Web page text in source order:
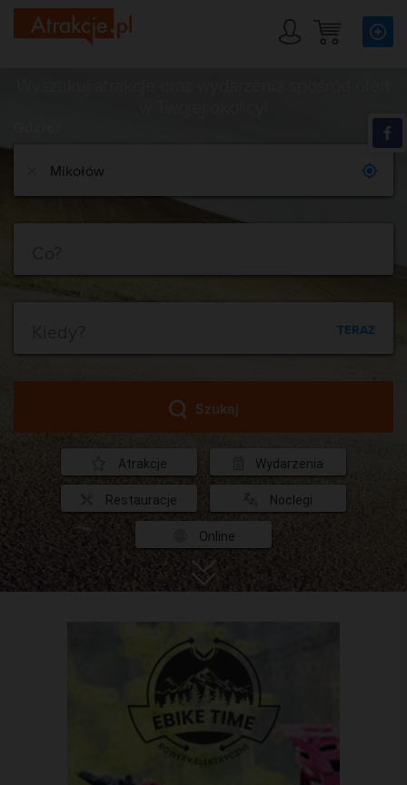
TERAZ
Szukaj
Atrakcje Wydarzenia
Restauracje Noclegi
Online